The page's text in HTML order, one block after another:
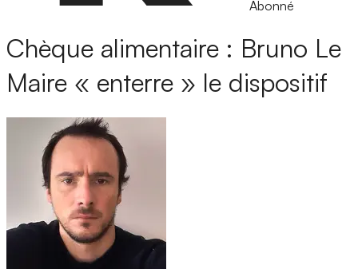
Abonné
Chèque alimentaire : Bruno Le
Maire « enterre » le dispositif